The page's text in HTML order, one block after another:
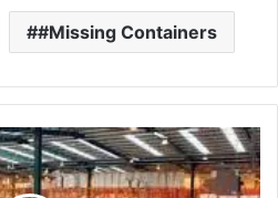
#Missing Containers